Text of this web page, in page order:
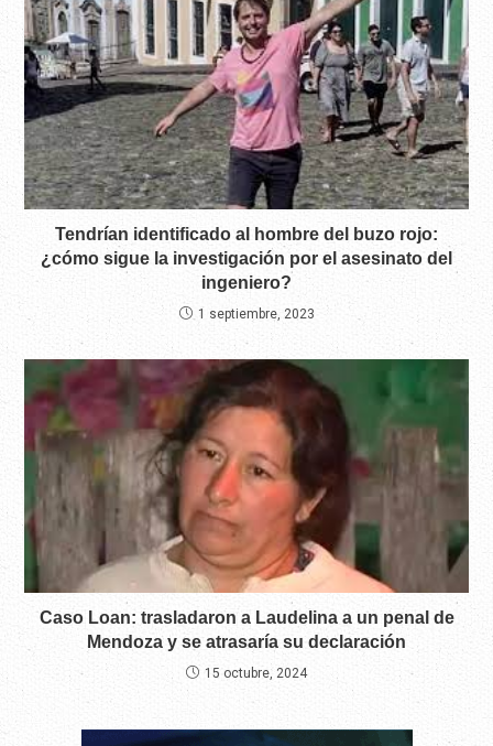
Tendrían identificado al hombre del buzo rojo:
¿cómo sigue la investigación por el asesinato del
ingeniero?
1 septiembre, 2023
Caso Loan: trasladaron a Laudelina a un penal de
Mendoza y se atrasaría su declaración
15 octubre, 2024